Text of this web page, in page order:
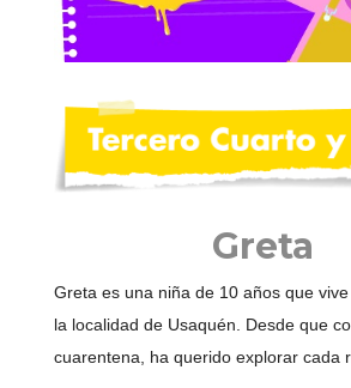
Greta
Greta es una niña de 10 años que
la localidad de Usaquén. Desde que
cuarentena, ha querido explorar cada